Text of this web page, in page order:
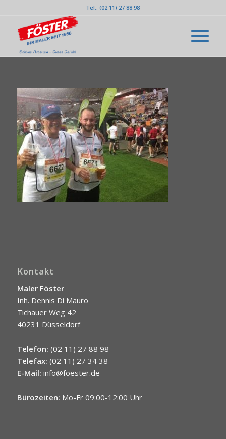
Tel.: (02 11) 27 88 98
Kontakt
Maler Föster
Inh. Dennis Di Mauro
Tichauer Weg 42
40231 Düsseldorf
Telefon: (02 11) 27 88 98
Telefax: (02 11) 27 34 38
E-Mail: info@foester.de
Bürozeiten: Mo-Fr 09:00-12:00 Uhr